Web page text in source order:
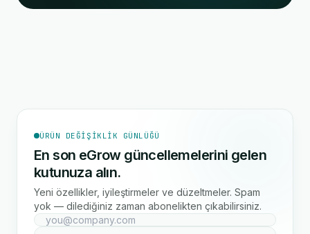
ÜRÜN DEĞIŞIKLIK GÜNLÜĞÜ
En son eGrow güncellemelerini gelen
kutunuza alın.
Yeni özellikler, iyileştirmeler ve düzeltmeler. Spam
yok — dilediğiniz zaman abonelikten çıkabilirsiniz.